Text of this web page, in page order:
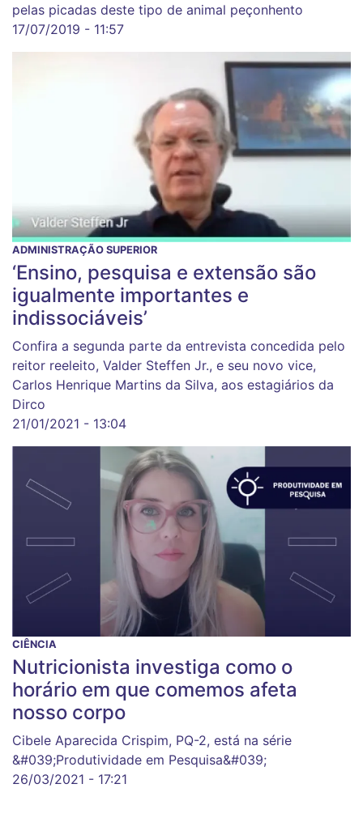
pelas picadas deste tipo de animal peçonhento
17/07/2019 - 11:57
ADMINISTRAÇÃO SUPERIOR
‘Ensino, pesquisa e extensão são
igualmente importantes e
indissociáveis’
Confira a segunda parte da entrevista concedida pelo
reitor reeleito, Valder Steffen Jr., e seu novo vice,
Carlos Henrique Martins da Silva, aos estagiários da
Dirco
21/01/2021 - 13:04
CIÊNCIA
Nutricionista investiga como o
horário em que comemos afeta
nosso corpo
Cibele Aparecida Crispim, PQ-2, está na série
&#039;Produtividade em Pesquisa&#039;
26/03/2021 - 17:21